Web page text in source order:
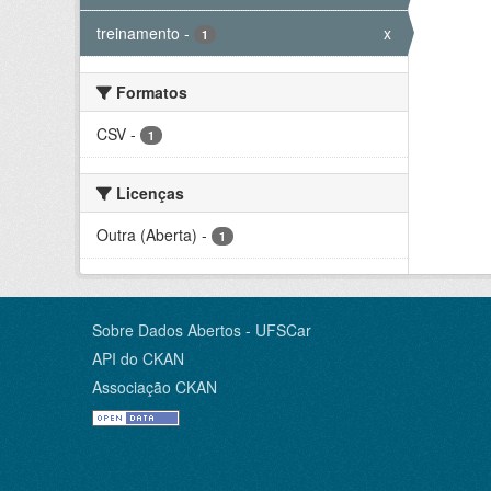
treinamento - 1 x
Formatos
CSV - 1
Licenças
Outra (Aberta) - 1
Sobre Dados Abertos - UFSCar
API do CKAN
Associação CKAN